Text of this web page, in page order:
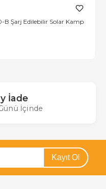
B Şarj Edilebilir Solar Kamp
İade
İçinde
Kayıt Ol